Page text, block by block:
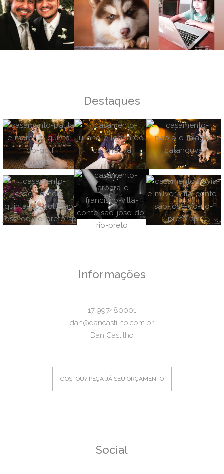
Destaques
Informações
17 997480001
dan@dancastilho.com.br
Dan Castilho
GOSTOU? PEÇA JÁ SEU ORÇAMENTO
Social